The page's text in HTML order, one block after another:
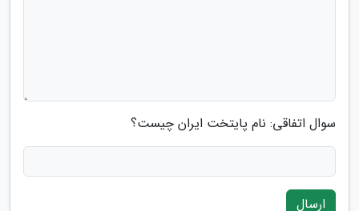
سوال اتفاقی: نام پایتخت ایران چیست؟
ارسال